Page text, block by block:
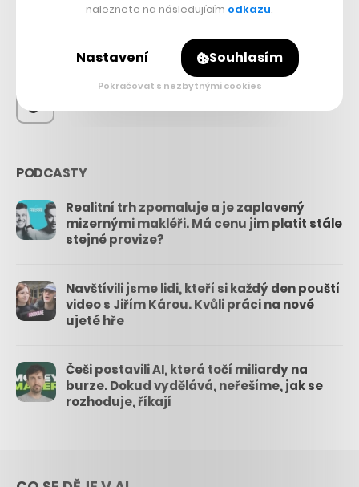
56.4k
26.3k
PODCASTY
Realitní trh zpomaluje a je zaplavený
mizernými makléři. Má cenu jim platit stále
stejné provize?
Navštívili jsme lidi, kteří si každý den pouští
video s Jiřím Károu. Kvůli práci na nové
ujeté hře
Češi postavili AI, která točí miliardy na
burze. Dokud vydělává, neřešíme, jak se
rozhoduje, říkají
naleznete na následujícím odkazu.
Nastavení Souhlasím
Pokračovat s nezbytnými cookies